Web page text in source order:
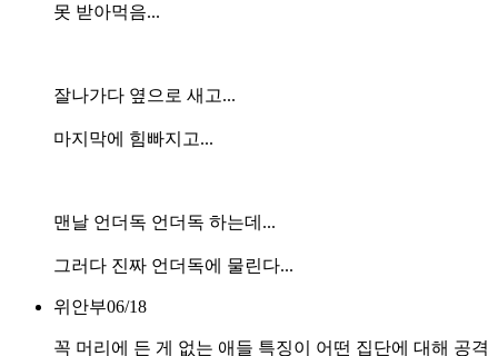
못 받아먹음...
잘나가다 옆으로 새고...
마지막에 힘빠지고...
맨날 언더독 언더독 하는데...
그러다 진짜 언더독에 물린다...
위안부06/18
꼭 머리에 든 게 없는 애들 특징이 어떤 집단에 대해 공격